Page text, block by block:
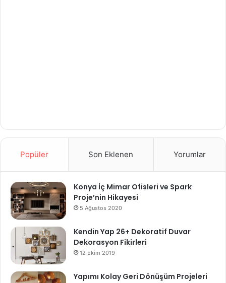
Popüler Son Eklenen Yorumlar
Konya İç Mimar Ofisleri ve Spark
Proje’nin Hikayesi
5 Ağustos 2020
Kendin Yap 26+ Dekoratif Duvar
Dekorasyon Fikirleri
12 Ekim 2019
Yapımı Kolay Geri Dönüşüm Projeleri